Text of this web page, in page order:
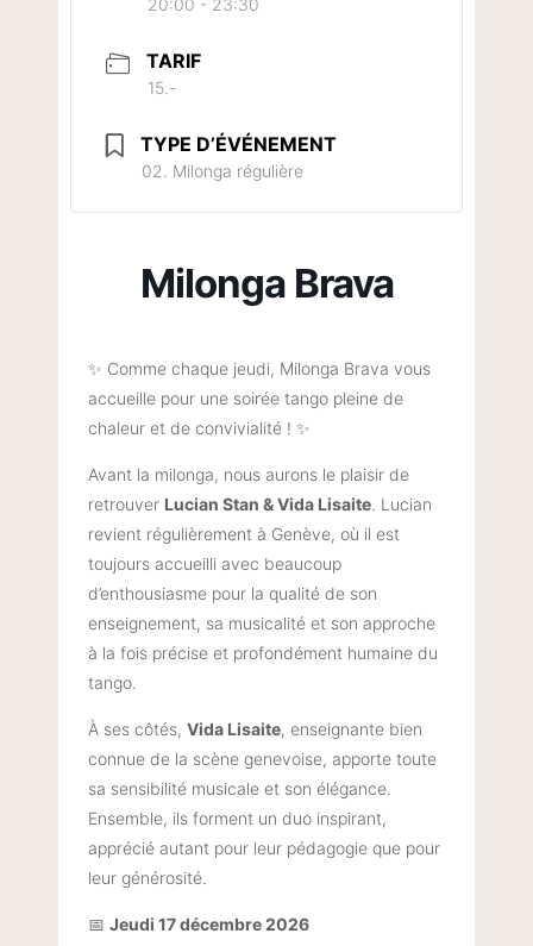
TARIF
15.-
TYPE D’ÉVÉNEMENT
02. Milonga régulière
Milonga Brava
✨ Comme chaque jeudi, Milonga Brava vous
accueille pour une soirée tango pleine de
chaleur et de convivialité ! ✨
Avant la milonga, nous aurons le plaisir de
retrouver Lucian Stan & Vida Lisaite. Lucian
revient régulièrement à Genève, où il est
toujours accueilli avec beaucoup
d’enthousiasme pour la qualité de son
enseignement, sa musicalité et son approche
à la fois précise et profondément humaine du
tango.
À ses côtés, Vida Lisaite, enseignante bien
connue de la scène genevoise, apporte toute
sa sensibilité musicale et son élégance.
Ensemble, ils forment un duo inspirant,
apprécié autant pour leur pédagogie que pour
leur générosité.
📅 Jeudi 17 décembre 2026